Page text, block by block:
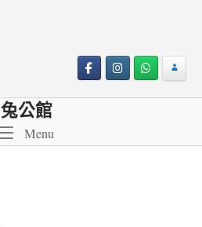
兔公館
MenuMenu